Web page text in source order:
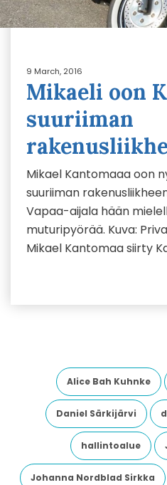
9 March, 2016
Mikaeli oon
suuriiman
Mikael Kantomaaa oon
suuriiman
Vapaa-aijala hään
muturipyörää. Kuva:
Mikael Kantomaa siirty
Alice Bah Kuhnke
Daniel Särkijärvi
hallintoalue
Johanna Nordblad Sirkka